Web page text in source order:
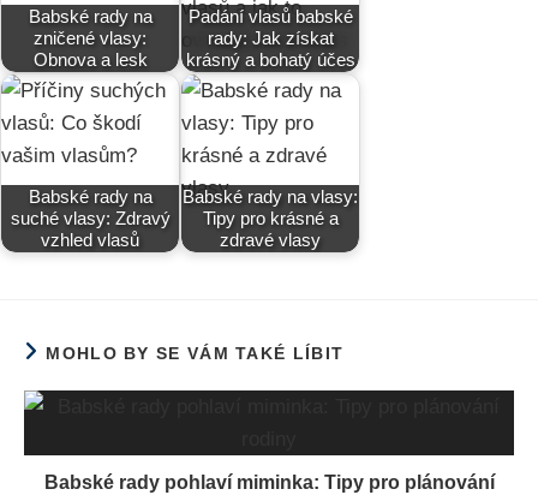
Babské rady na
zničené vlasy:
Obnova a lesk
Padání vlasů babské
rady: Jak získat
krásný a bohatý účes
Babské rady na
suché vlasy: Zdravý
vzhled vlasů
Babské rady na vlasy:
Tipy pro krásné a
zdravé vlasy
MOHLO BY SE VÁM TAKÉ LÍBIT
Babské rady pohlaví miminka: Tipy pro plánování